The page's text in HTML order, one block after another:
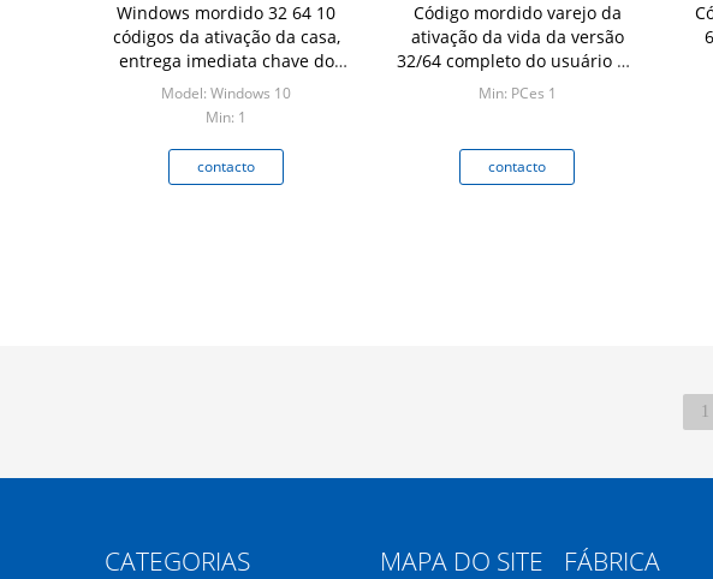
Windows mordido 32 64 10
códigos da ativação da casa,
entrega imediata chave do
pro produto de Windows 10
do e-mail
Model: Windows 10
Min: 1
contacto
Código mordido varejo da
ativação da vida da versão
32/64 completo do usuário da
vitória 10 pro 1
Min: PCes 1
contacto
1
CATEGORIAS MAPA DO SITE FÁBRICA